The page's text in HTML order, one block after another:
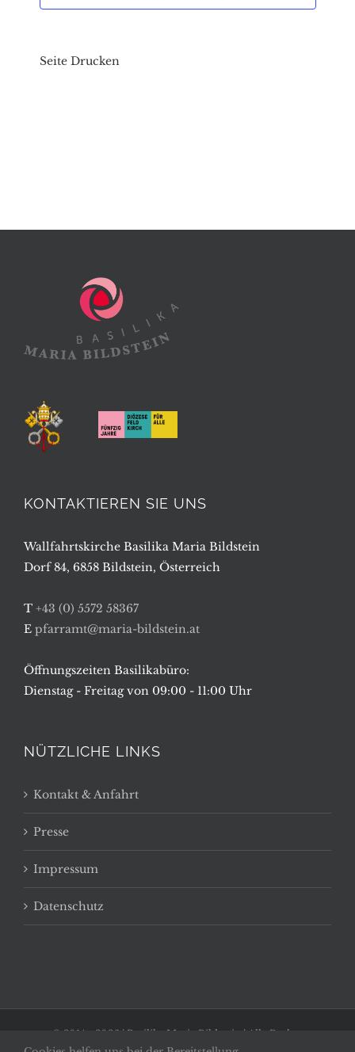
Seite Drucken
KONTAKTIEREN SIE UNS
Wallfahrtskirche Basilika Maria Bildstein
Dorf 84, 6858 Bildstein, Österreich
T +43 (0) 5572 58367
E pfarramt@maria-bildstein.at
Öffnungszeiten Basilikabüro:
Dienstag - Freitag von 09:00 - 11:00 Uhr
NÜTZLICHE LINKS
Kontakt & Anfahrt
Presse
Impressum
Datenschutz
© 2014 - 2026 | Basilika Maria Bildstein | Alle Rechte